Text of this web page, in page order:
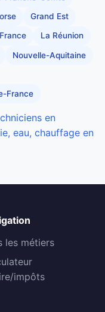
Grand Est
La Réunion
Nouvelle-Aquitaine
France
en
eau, chauffage en
les métiers
impôts